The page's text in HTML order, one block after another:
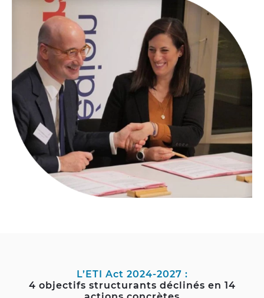
L’ETI Act 2024-2027 :
4 objectifs structurants déclinés en 14